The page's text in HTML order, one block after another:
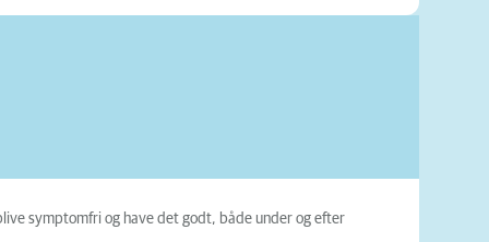
symptomfri og have det godt, både under og efter